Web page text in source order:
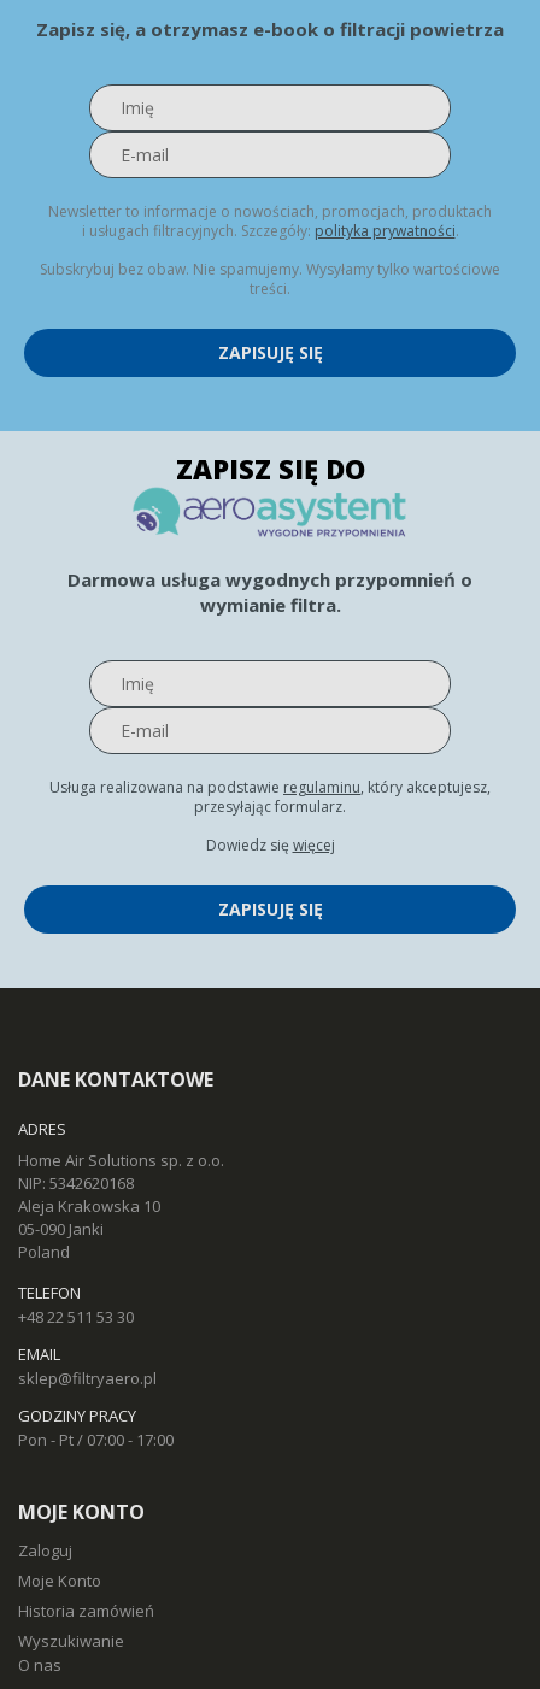
Zapisz się, a otrzymasz e-book o filtracji powietrza
Newsletter to informacje o nowościach, promocjach, produktach
i usługach filtracyjnych. Szczegóły: polityka prywatności.
Subskrybuj bez obaw. Nie spamujemy. Wysyłamy tylko wartościowe
treści.
ZAPISUJĘ SIĘ
ZAPISZ SIĘ DO
Darmowa usługa wygodnych przypomnień o
wymianie filtra.
Usługa realizowana na podstawie regulaminu, który akceptujesz,
przesyłając formularz.
Dowiedz się więcej
ZAPISUJĘ SIĘ
DANE KONTAKTOWE
ADRES
Home Air Solutions sp. z o.o.
NIP: 5342620168
Aleja Krakowska 10
05-090 Janki
Poland
TELEFON
+48 22 511 53 30
EMAIL
sklep@filtryaero.pl
GODZINY PRACY
Pon - Pt / 07:00 - 17:00
MOJE KONTO
Zaloguj
Moje Konto
Historia zamówień
Wyszukiwanie
O nas